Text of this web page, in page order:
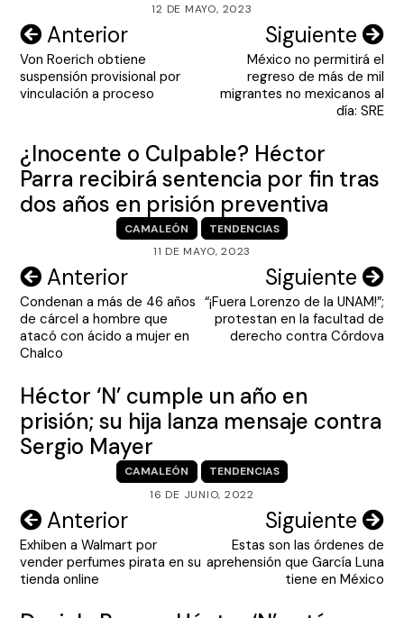
12 DE MAYO, 2023
Navegación
de
entradas
Anterior
Von Roerich obtiene
suspensión provisional por
vinculación a proceso
Siguiente
México no permitirá el
regreso de más de mil
migrantes no mexicanos al
día: SRE
¿Inocente o Culpable? Héctor
Parra recibirá sentencia por fin tras
dos años en prisión preventiva
CAMALEÓN
TENDENCIAS
11 DE MAYO, 2023
Navegación
de
entradas
Anterior
Condenan a más de 46 años
de cárcel a hombre que
atacó con ácido a mujer en
Chalco
Siguiente
“¡Fuera Lorenzo de la UNAM!”;
protestan en la facultad de
derecho contra Córdova
Héctor ‘N’ cumple un año en
prisión; su hija lanza mensaje contra
Sergio Mayer
CAMALEÓN
TENDENCIAS
16 DE JUNIO, 2022
Navegación
de
entradas
Anterior
Exhiben a Walmart por
vender perfumes pirata en su
tienda online
Siguiente
Estas son las órdenes de
aprehensión que García Luna
tiene en México